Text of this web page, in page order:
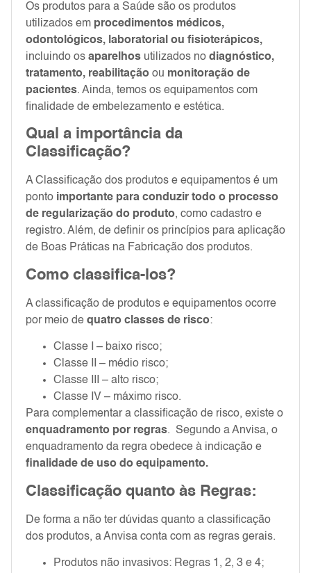
Os produtos para a Saúde são os produtos
utilizados em procedimentos médicos,
odontológicos, laboratorial ou fisioterápicos,
incluindo os aparelhos utilizados no diagnóstico,
tratamento, reabilitação ou monitoração de
pacientes. Ainda, temos os equipamentos com
finalidade de embelezamento e estética.
Qual a importância da
Classificação?
A Classificação dos produtos e equipamentos é um
ponto importante para conduzir todo o processo
de regularização do produto, como cadastro e
registro. Além, de definir os princípios para aplicação
de Boas Práticas na Fabricação dos produtos.
Como classifica-los?
A classificação de produtos e equipamentos ocorre
por meio de quatro classes de risco:
Classe I – baixo risco;
Classe II – médio risco;
Classe III – alto risco;
Classe IV – máximo risco.
Para complementar a classificação de risco, existe o
enquadramento por regras. Segundo a Anvisa, o
enquadramento da regra obedece à indicação e
finalidade de uso do equipamento.
Classificação quanto às Regras:
De forma a não ter dúvidas quanto a classificação
dos produtos, a Anvisa conta com as regras gerais.
Produtos não invasivos: Regras 1, 2, 3 e 4;